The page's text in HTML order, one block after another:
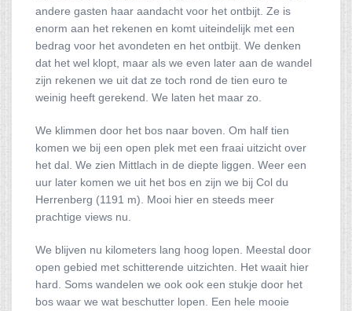
andere gasten haar aandacht voor het ontbijt. Ze is
enorm aan het rekenen en komt uiteindelijk met een
bedrag voor het avondeten en het ontbijt. We denken
dat het wel klopt, maar als we even later aan de wandel
zijn rekenen we uit dat ze toch rond de tien euro te
weinig heeft gerekend. We laten het maar zo.
We klimmen door het bos naar boven. Om half tien
komen we bij een open plek met een fraai uitzicht over
het dal. We zien Mittlach in de diepte liggen. Weer een
uur later komen we uit het bos en zijn we bij Col du
Herrenberg (1191 m). Mooi hier en steeds meer
prachtige views nu.
We blijven nu kilometers lang hoog lopen. Meestal door
open gebied met schitterende uitzichten. Het waait hier
hard. Soms wandelen we ook ook een stukje door het
bos waar we wat beschutter lopen. Een hele mooie